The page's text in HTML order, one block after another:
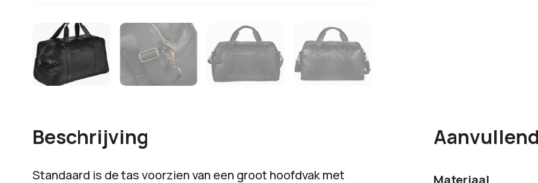
Beschrijving
Standaard is de tas voorzien van een groot hoofdvak met